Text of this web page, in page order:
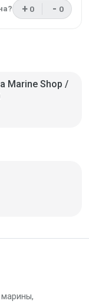
+Отзыв был
0 - Отзыв
0
Marine Shop /